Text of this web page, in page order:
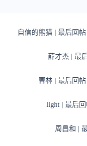
自信的熊猫 最后回帖
薛才杰 最
曹林 最后回帖
light 最后回
周昌和